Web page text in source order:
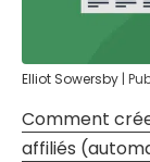
Elliot Sowersby |
Comment
affiliés